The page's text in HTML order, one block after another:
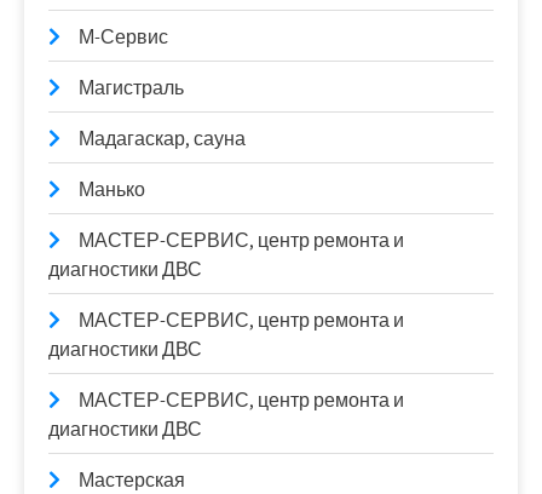
М-Сервис
Магистраль
Мадагаскар, сауна
Манько
МАСТЕР-СЕРВИС, центр ремонта и
диагностики ДВС
МАСТЕР-СЕРВИС, центр ремонта и
диагностики ДВС
МАСТЕР-СЕРВИС, центр ремонта и
диагностики ДВС
Мастерская